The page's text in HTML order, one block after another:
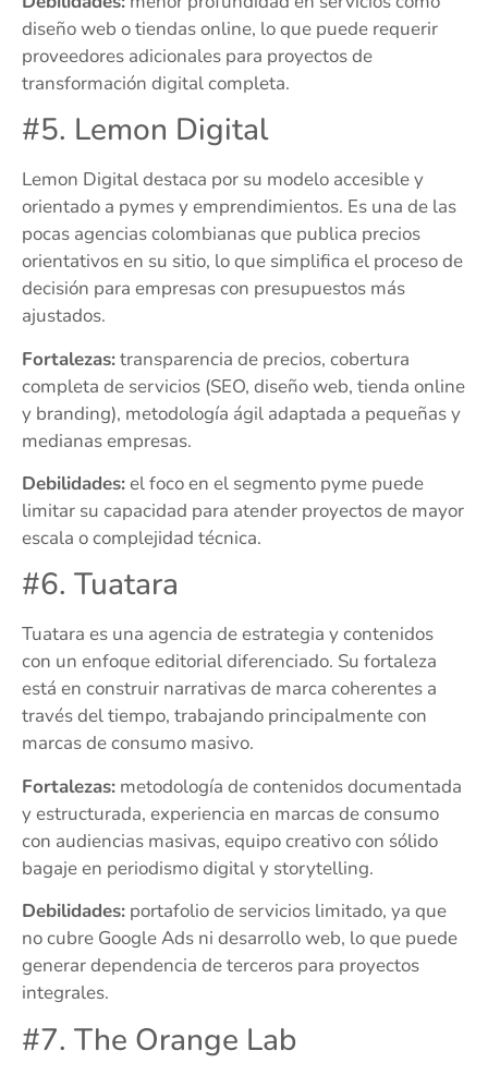
diseño web o tiendas online, lo que puede requerir
proveedores adicionales para proyectos de
transformación digital completa.
#5. Lemon Digital
Lemon Digital destaca por su modelo accesible y
orientado a pymes y emprendimientos. Es una de las
pocas agencias colombianas que publica precios
orientativos en su sitio, lo que simplifica el proceso de
decisión para empresas con presupuestos más
ajustados.
Fortalezas:transparencia de precios, cobertura
completa de servicios (SEO, diseño web, tienda online
y branding), metodología ágil adaptada a pequeñas y
medianas empresas.
Debilidades:el foco en el segmento pyme puede
limitar su capacidad para atender proyectos de mayor
escala o complejidad técnica.
#6. Tuatara
Tuatara es una agencia de estrategia y contenidos
con un enfoque editorial diferenciado. Su fortaleza
está en construir narrativas de marca coherentes a
través del tiempo, trabajando principalmente con
marcas de consumo masivo.
Fortalezas: metodología de contenidos documentada
y estructurada, experiencia en marcas de consumo
con audiencias masivas, equipo creativo con sólido
bagaje en periodismo digital y storytelling.
Debilidades: portafolio de servicios limitado, ya que
no cubre Google Ads ni desarrollo web, lo que puede
generar dependencia de terceros para proyectos
integrales.
#7. The Orange Lab